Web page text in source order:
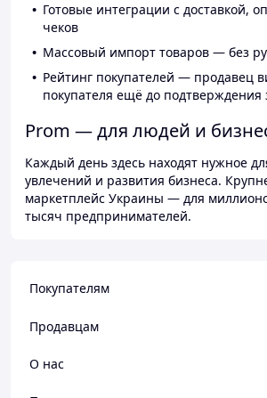
Готовые интеграции с доставкой,
чеков
Массовый импорт товаров — без
Рейтинг покупателей — продавец
покупателя ещё до подтверждения
Prom — для людей и
Каждый день здесь находят нужное
увлечений и развития бизнеса.
маркетплейс Украины — для
тысяч предпринимателей.
Покупателям
Продавцам
О нас